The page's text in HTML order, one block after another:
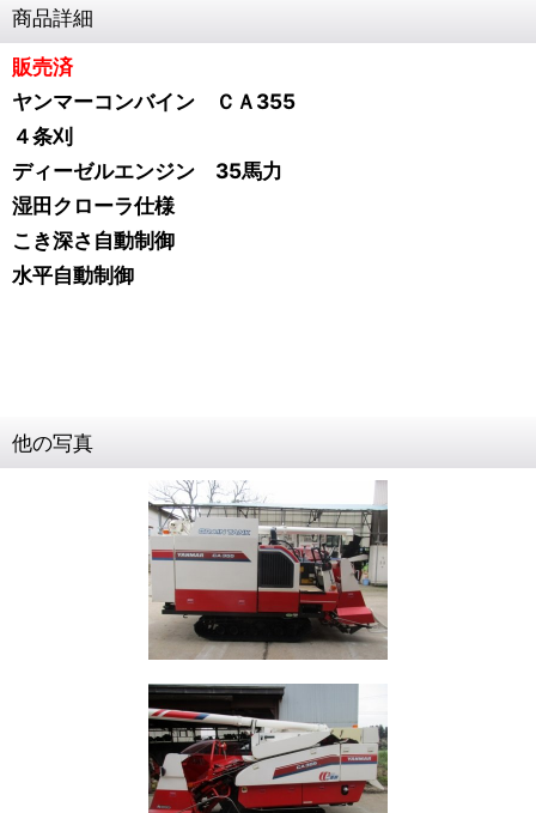
商品詳細
販売済
ヤンマーコンバイン ＣＡ355
４条刈
ディーゼルエンジン 35馬力
湿田クローラ仕様
こき深さ自動制御
水平自動制御
他の写真